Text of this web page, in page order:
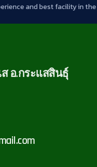
and best facility in the
ส อ.กระแสสินธุ์